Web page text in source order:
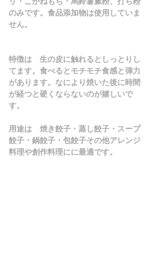
のみです。食品添加物は使用していま
せん。
特徴は　生の皮に触れるとしっとりし
てます。食べるとモチモチ食感と弾力
があります。なにより焼いた後に時間
が経つと硬くならないのが嬉しいで
す。
用途は　焼き餃子・蒸し餃子・スープ
餃子・鍋餃子・包餃子その他アレンジ
料理や創作料理にに最適です。